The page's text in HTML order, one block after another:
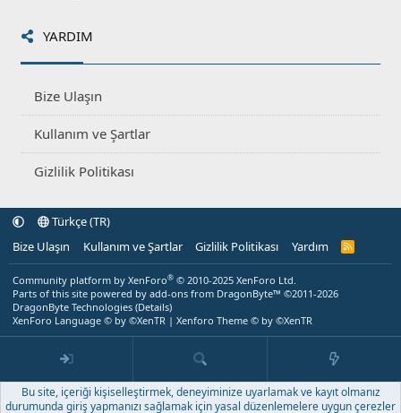
YARDIM
Bize Ulaşın
Kullanım ve Şartlar
Gizlilik Politikası
Türkçe (TR)
Bize Ulaşın
Kullanım ve Şartlar Gizlilik Politikası Yardım
R
Community platform by XenForo® © 2010-2025 XenForo Ltd.
Parts of this site powered by add-ons from DragonByte™ ©2011-2026
DragonByte Technologies (Details)
XenForo Language © by ©XenTR | Xenforo Theme © by ©XenTR
Bu site, içeriği kişiselleştirmek, deneyiminize uyarlamak ve kayıt olmanız
durumunda giriş yapmanızı sağlamak için yasal düzenlemelere uygun çerezler